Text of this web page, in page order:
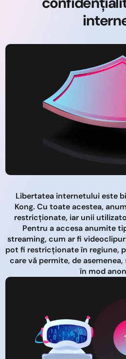
Libertatea internetului este
Kong. Cu toate acestea,
restricționate, iar unii
Pentru a accesa anumite
streaming, cum ar fi
pot fi restricționate în regiune,
care vă permite, de
în mod